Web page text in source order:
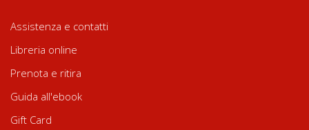
Assistenza e contatti
Libreria online
Prenota e ritira
Guida all'ebook
Gift Card